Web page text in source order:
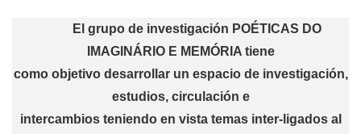
El grupo de investigación POÉTICAS DO
IMAGINÁRIO E MEMÓRIA tiene
como objetivo desarrollar un espacio de investigación,
estudios, circulación e
intercambios teniendo en vista temas inter-ligados al